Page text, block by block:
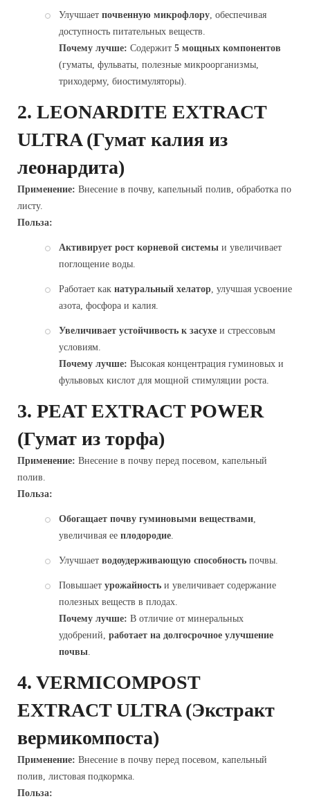
Улучшает почвенную микрофлору , обеспечивая
доступность питательных веществ.
Почему лучше: Содержит 5 мощных компонентов
(гуматы, фульваты, полезные микроорганизмы,
триходерму, биостимуляторы).
2. LEONARDITE EXTRACT
ULTRA(Гумат калия из
леонардита)
Применение: Внесение в почву, капельный полив, обработка по
листу.
Польза:
Активирует рост корневой системы и увеличивает
поглощение воды.
Работает как натуральный хелатор , улучшая усвоение
азота, фосфора и калия.
Увеличивает устойчивость к засухе и стрессовым
условиям.
Почему лучше: Высокая концентрация гуминовых и
фульвовых кислот для мощной стимуляции роста.
3. PEAT EXTRACT POWER
(Гумат из торфа)
Применение: Внесение в почву перед посевом, капельный
полив.
Польза:
Обогащает почву гуминовыми веществами
увеличивая ее плодородие
Улучшает водоудерживающую способность почвы.
Повышает урожайность и увеличивает содержание
полезных веществ в плодах.
Почему лучше: В отличие от минеральных
удобрений, работает на долгосрочное улучшение
почвы
4. VERMICOMPOST
EXTRACT ULTRA(Экстракт
вермикомпоста)
Применение: Внесение в почву перед посевом, капельный
полив, листовая подкормка.
Польза: